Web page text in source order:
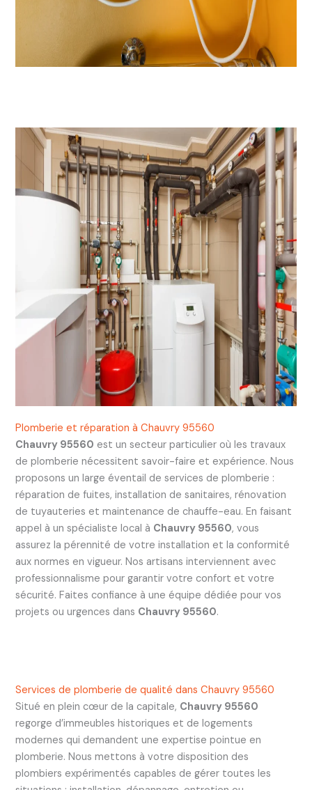
Plomberie et réparation à Chauvry 95560
Chauvry 95560 est un secteur particulier où les travaux
de plomberie nécessitent savoir-faire et expérience. Nous
proposons un large éventail de services de plomberie :
réparation de fuites, installation de sanitaires, rénovation
de tuyauteries et maintenance de chauffe-eau. En faisant
appel à un spécialiste local à Chauvry 95560, vous
assurez la pérennité de votre installation et la conformité
aux normes en vigueur. Nos artisans interviennent avec
professionnalisme pour garantir votre confort et votre
sécurité. Faites confiance à une équipe dédiée pour vos
projets ou urgences dans Chauvry 95560.
Services de plomberie de qualité dans Chauvry 95560
Situé en plein cœur de la capitale, Chauvry 95560
regorge d’immeubles historiques et de logements
modernes qui demandent une expertise pointue en
plomberie. Nous mettons à votre disposition des
plombiers expérimentés capables de gérer toutes les